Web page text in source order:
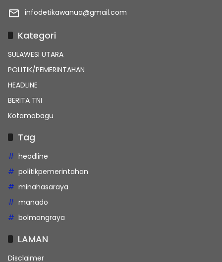
infodetikawanua@gmail.com
Kategori
SULAWESI UTARA
POLITIK/PEMERINTAHAN
HEADLINE
BERITA TNI
Kotamobagu
Tag
headline
politikpemerintahan
minahasaraya
manado
bolmongraya
LAMAN
Disclaimer